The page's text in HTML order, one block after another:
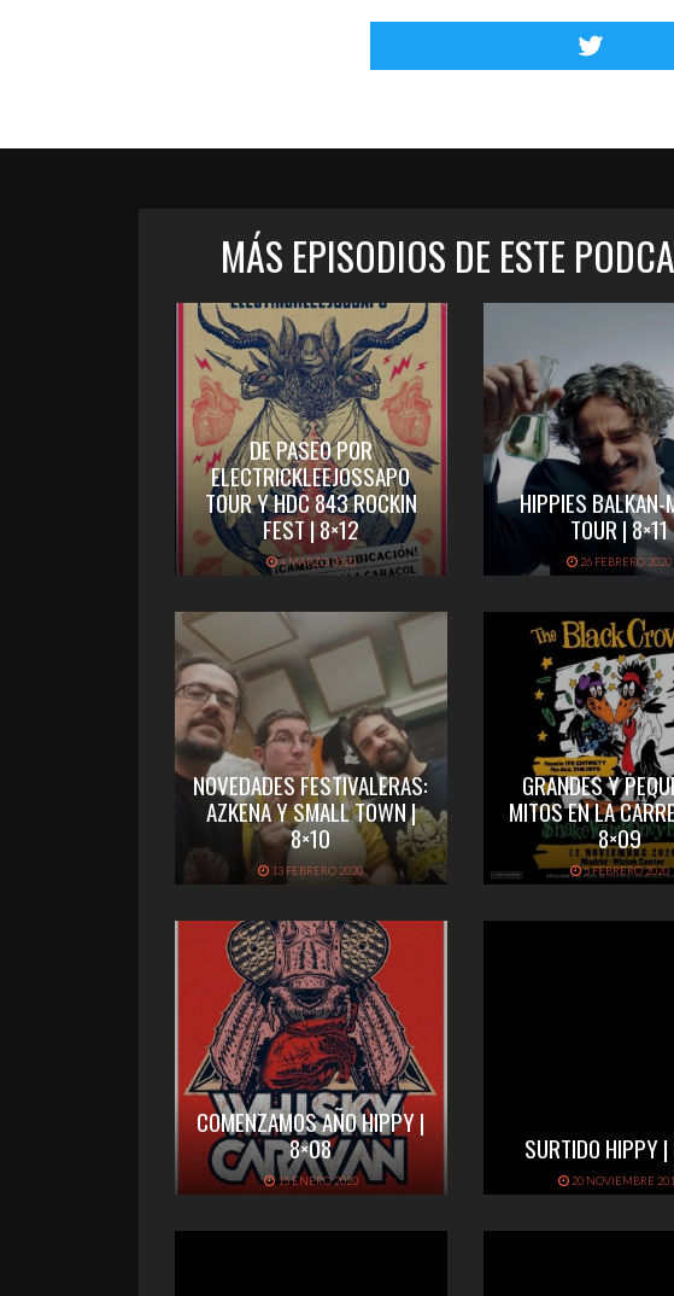
MÁS EPISODIOS DE ESTE
DE PASEO POR
ELECTRICKLEEJOSSAPO
TOUR Y HDC 843 ROCKIN
FEST | 8×12
4 MARZO 2020
HIPPIES BALKAN-
TOUR | 8×11
26 FEBRERO 2020
NOVEDADES FESTIVALERAS:
AZKENA Y SMALL TOWN |
8×10
13 FEBRERO 2020
GRANDES Y
MITOS EN LA
8×09
5 FEBRERO 2020
COMENZAMOS AÑO HIPPY |
8×08
15 ENERO 2020
SURTIDO HIPPY
20 NOVIEMBRE